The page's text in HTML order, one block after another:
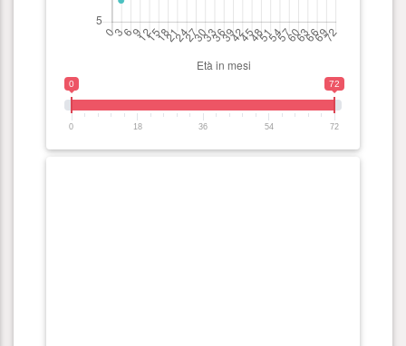
0 72
0 18 36 54 72